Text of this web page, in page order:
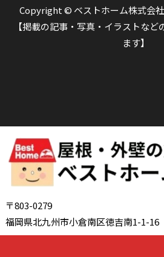
Copyright © ベストホーム株式会
【掲載の記事・写真・イラストな
ます】
〒803-0279
福岡県北九州市小倉南区徳吉南1-1-16